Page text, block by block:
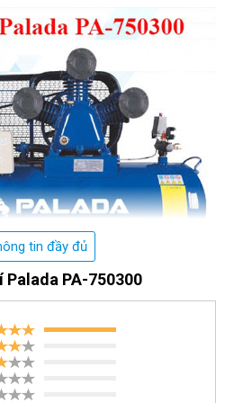
Palada PA-750300
khí Palada PA-750300
khí nhanh
tin đầy đủ
PA-750300